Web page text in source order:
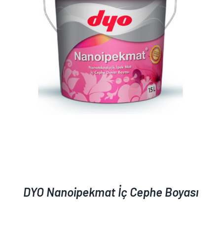
AYRINTILAR
DYO Nanoipekmat İç Cephe Boyası